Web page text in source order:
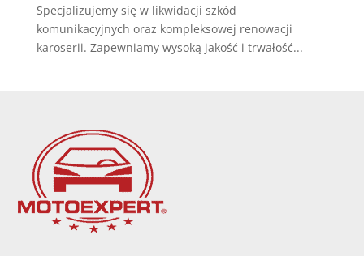
Specjalizujemy się w likwidacji szkód
komunikacyjnych oraz kompleksowej renowacji
karoserii. Zapewniamy wysoką jakość i trwałość...